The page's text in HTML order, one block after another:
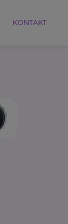
KONTAKT